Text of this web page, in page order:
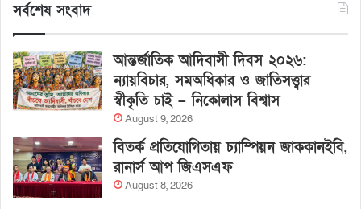
সর্বশেষ সংবাদ
আন্তর্জাতিক আদিবাসী দিবস ২০২৬:
ন্যায়বিচার, সমঅধিকার ও জাতিসত্ত্বার
স্বীকৃতি চাই – নিকোলাস বিশ্বাস
August 9, 2026
বিতর্ক প্রতিযোগিতায় চ্যাম্পিয়ন জাককানইবি,
রানার্স আপ জিএসএফ
August 8, 2026